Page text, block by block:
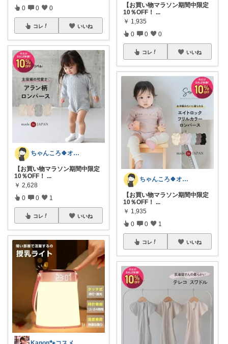
0 0 0
コレ いいね
ちゃんころ🍀オリ写/インテリア/キッズ
【お買い物マラソン期間中限定
10％OFF！ ...
￥ 2,628
0 0 1
コレ いいね
【お買い物マラソン期間中限定
10％OFF！ ...
￥ 1,935
0 0 0
コレ いいね
ちゃんころ🍀オリ写/インテリア/キッズ
【お買い物マラソン期間中限定
10％OFF！ ...
￥ 1,935
0 0 1
コレ いいね